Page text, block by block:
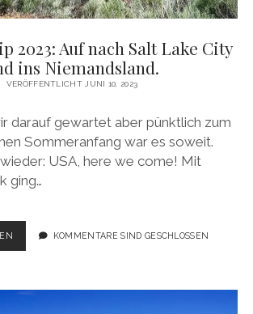
2023: Auf nach Salt Lake City
ins Niemandsland.
VERÖFFENTLICHT JUNI 10, 2023
darauf gewartet aber pünktlich zum
Sommeranfang war es soweit.
USA, here we come! Mit
ging…
ROADTRIP
NACH
KOMMENTARE SIND GESCHLOSSEN